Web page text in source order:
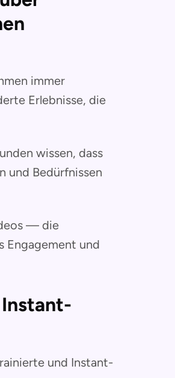
immer
Erlebnisse, die
wissen, dass
und Bedürfnissen
— die
Engagement und
und Instant-